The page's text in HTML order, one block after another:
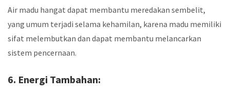
Air madu hangat dapat membantu meredakan sembelit,
yang umum terjadi selama kehamilan, karena madu memiliki
sifat melembutkan dan dapat membantu melancarkan
sistem pencernaan.
6. Energi Tambahan: